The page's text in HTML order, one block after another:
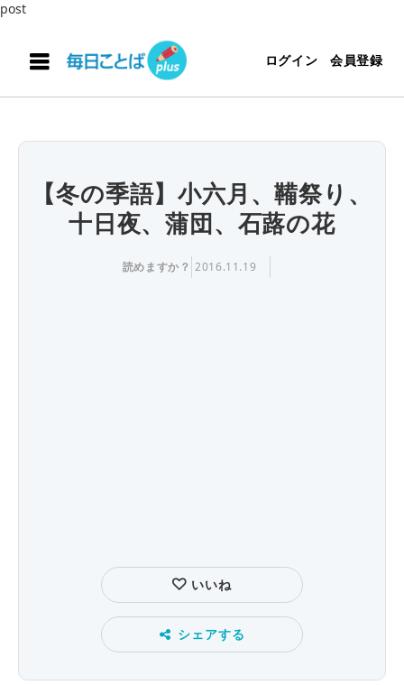
post
ログイン 会員登録
【冬の季語】小六月、鞴祭り、
十日夜、蒲団、石蕗の花
読めますか？ 2016.11.19
いいね
シェアする